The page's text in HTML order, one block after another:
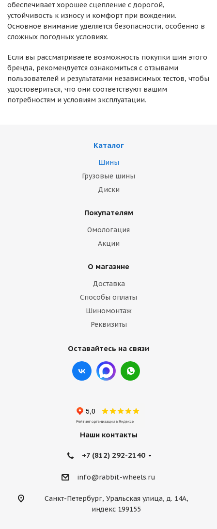
обеспечивает хорошее сцепление с дорогой,
устойчивость к износу и комфорт при вождении.
Основное внимание уделяется безопасности, особенно в
сложных погодных условиях.
Если вы рассматриваете возможность покупки шин этого
бренда, рекомендуется ознакомиться с отзывами
пользователей и результатами независимых тестов, чтобы
удостовериться, что они соответствуют вашим
потребностям и условиям эксплуатации.
Каталог
Шины
Грузовые шины
Диски
Покупателям
Омологация
Акции
О магазине
Доставка
Способы оплаты
Шиномонтаж
Реквизиты
Оставайтесь на связи
Наши контакты
+7 (812) 292-2140
info@rabbit-wheels.ru
Санкт-Петербург, Уральская улица, д. 14А,
индекс 199155